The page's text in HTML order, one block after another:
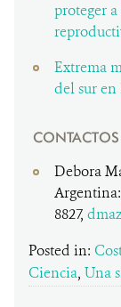
proteger
Extrema
del sur en
Debora
8827,
Posted in:
Ciencia, Una